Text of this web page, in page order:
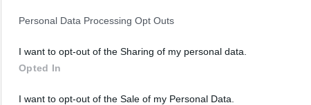
Personal Data Processing Opt Outs
I want to opt-out of the Sharing of my personal data.
Opted In
I want to opt-out of the Sale of my Personal Data.